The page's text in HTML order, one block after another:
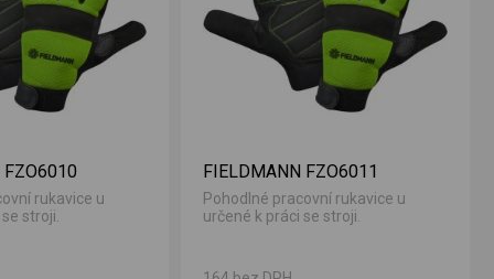
FZO6010
rukavice u
stroji.
FIELDMANN FZO6011
Pohodlné pracovní rukavice u
určené k práci se stroji.